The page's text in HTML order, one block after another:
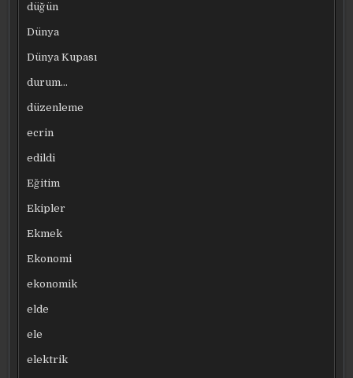
düğün
Dünya
Dünya Kupası
durum…
düzenleme
ecrin
edildi
Eğitim
Ekipler
Ekmek
Ekonomi
ekonomik
elde
ele
elektrik